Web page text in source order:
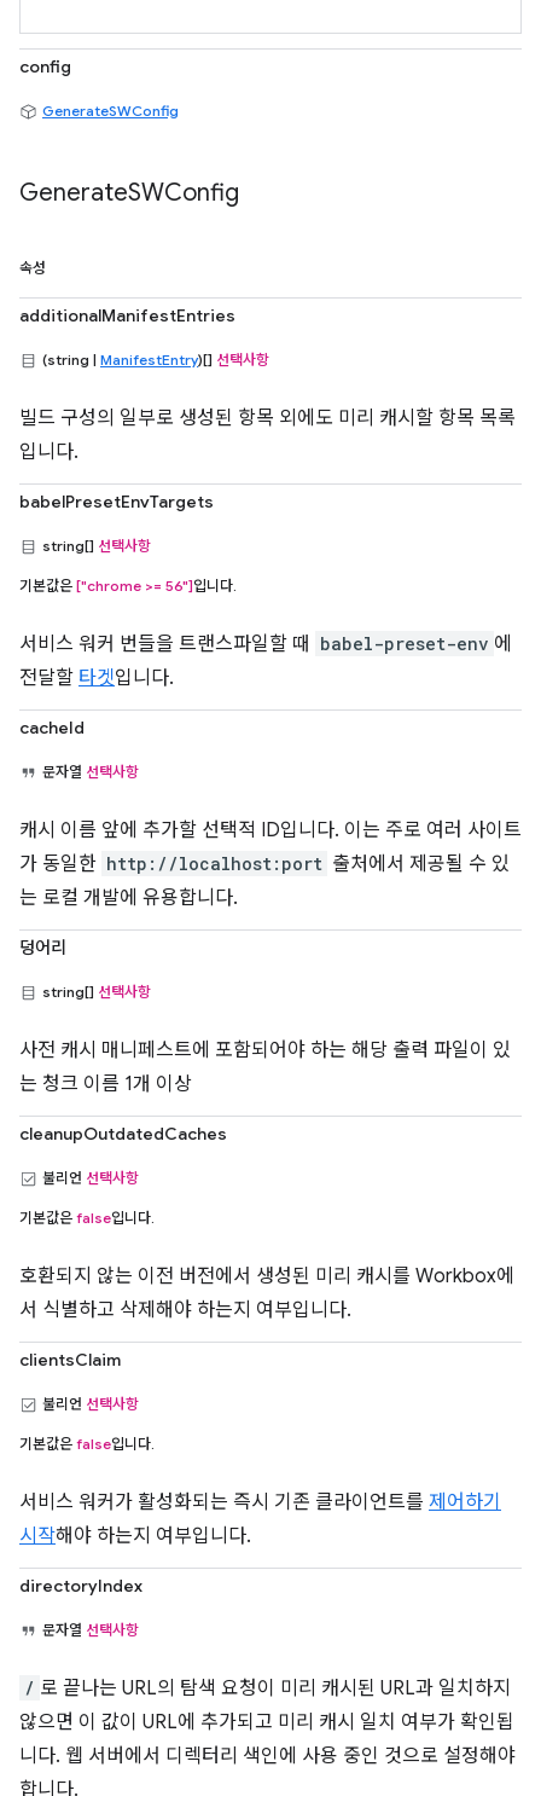
config
GenerateSWConfig
GenerateSWConfig
속성
additionalManifestEntries
(string | ManifestEntry)[] 선택사항
빌드 구성의 일부로 생성된 항목 외에도 미리 캐시할 항목 목록
입니다.
babelPresetEnvTargets
string[] 선택사항
기본값은 ["chrome >= 56"]입니다.
서비스 워커 번들을 트랜스파일할 때 babel-preset-env 에
전달할 타겟입니다.
cacheId
문자열 선택사항
캐시 이름 앞에 추가할 선택적 ID입니다. 이는 주로 여러 사이트
가 동일한 http://localhost:port 출처에서 제공될 수 있
는 로컬 개발에 유용합니다.
덩어리
string[] 선택사항
사전 캐시 매니페스트에 포함되어야 하는 해당 출력 파일이 있
는 청크 이름 1개 이상
cleanupOutdatedCaches
불리언 선택사항
기본값은 false입니다.
호환되지 않는 이전 버전에서 생성된 미리 캐시를 Workbox에
서 식별하고 삭제해야 하는지 여부입니다.
clientsClaim
불리언 선택사항
기본값은 false입니다.
서비스 워커가 활성화되는 즉시 기존 클라이언트를 제어하기
시작해야 하는지 여부입니다.
directoryIndex
문자열 선택사항
/ 로 끝나는 URL의 탐색 요청이 미리 캐시된 URL과 일치하지
않으면 이 값이 URL에 추가되고 미리 캐시 일치 여부가 확인됩
니다. 웹 서버에서 디렉터리 색인에 사용 중인 것으로 설정해야
합니다.